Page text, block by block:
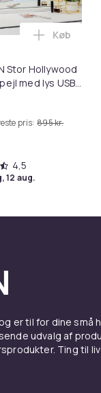
til Dreame
Stor Hollywood
med lys USB
pris: 895 kr.
Læg
Køb
4,5
12 aug.
er til for dine
udvalg af
Ting til